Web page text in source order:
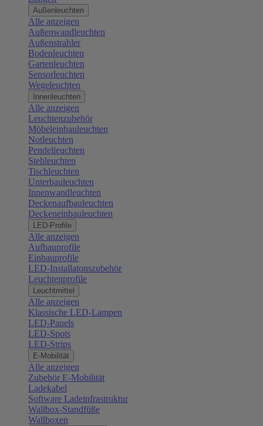
Außenleuchten
Alle anzeigen
Außenwandleuchten
Außenstrahler
Bodenleuchten
Gartenleuchten
Sensorleuchten
Wegeleuchten
Innenleuchten
Alle anzeigen
Leuchtenzubehör
Möbeleinbauleuchten
Notleuchten
Pendelleuchten
Stehleuchten
Tischleuchten
Unterbauleuchten
Innenwandleuchten
Deckenaufbauleuchten
Deckeneinbauleuchten
LED-Profile
Alle anzeigen
Aufbauprofile
Einbauprofile
LED-Installatonszubehör
Leuchtenprofile
Leuchtmittel
Alle anzeigen
Klassische LED-Lampen
LED-Panels
LED-Spots
LED-Strips
E-Mobilität
Alle anzeigen
Zubehör E-Mobilität
Ladekabel
Software Ladeinfrastruktur
Wallbox-Standfüße
Wallboxen